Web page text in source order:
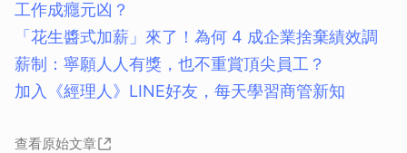
工作成癮元凶？
「花生醬式加薪」來了！為何 4 成企業捨棄績效調
薪制：寧願人人有獎，也不重賞頂尖員工？
加入《經理人》LINE好友，每天學習商管新知
查看原始文章